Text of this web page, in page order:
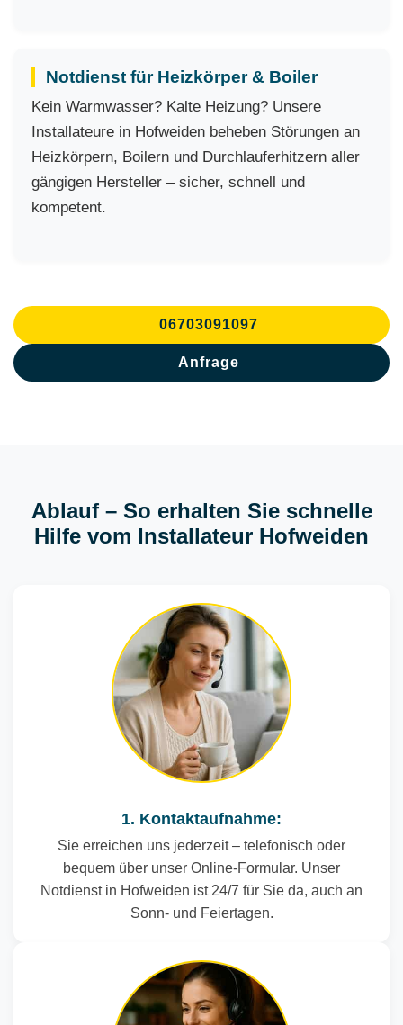
Notdienst für Heizkörper & Boiler
Kein Warmwasser? Kalte Heizung? Unsere
Installateure in Hofweiden beheben Störungen an
Heizkörpern, Boilern und Durchlauferhitzern aller
gängigen Hersteller – sicher, schnell und
kompetent.
06703091097
Anfrage
Ablauf – So erhalten Sie schnelle
Hilfe vom Installateur Hofweiden
1. Kontaktaufnahme:
Sie erreichen uns jederzeit – telefonisch oder
bequem über unser Online-Formular. Unser
Notdienst in Hofweiden ist 24/7 für Sie da, auch an
Sonn- und Feiertagen.